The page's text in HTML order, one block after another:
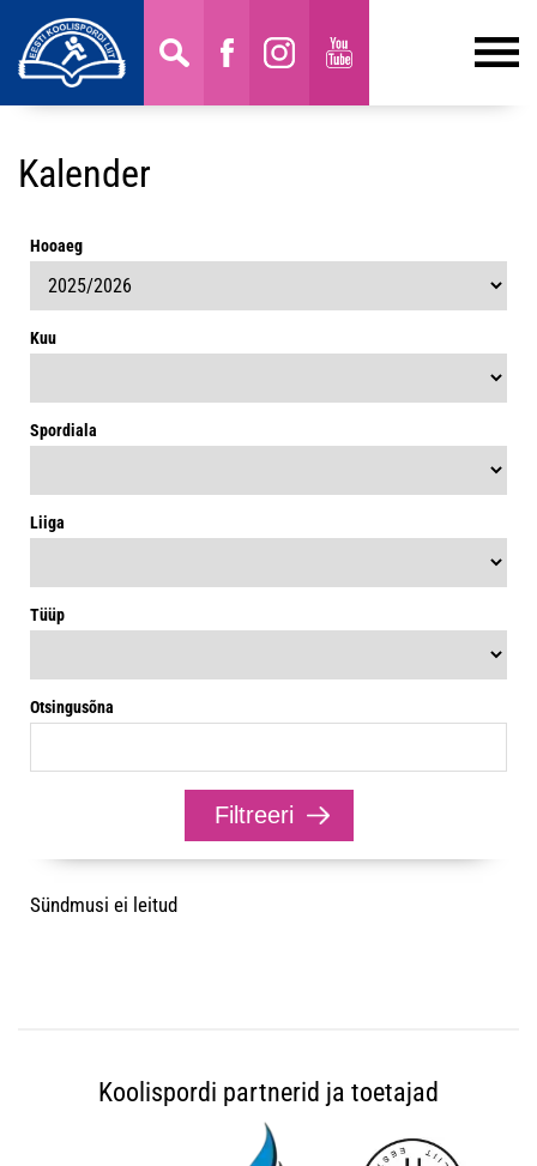
Kalender
Hooaeg
Kuu
Spordiala
Liiga
Tüüp
Otsingusõna
Sündmusi ei leitud
Koolispordi partnerid ja toetajad